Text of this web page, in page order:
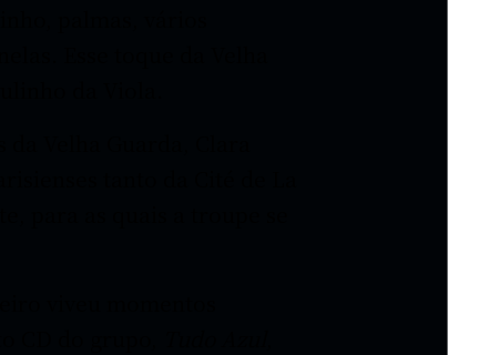
palmas, vários
Esse toque da Velha
da Viola.
Velha Guarda, Clara
tanto da Cité de La
para as quais a troupe se
viveu momentos
CD do grupo,